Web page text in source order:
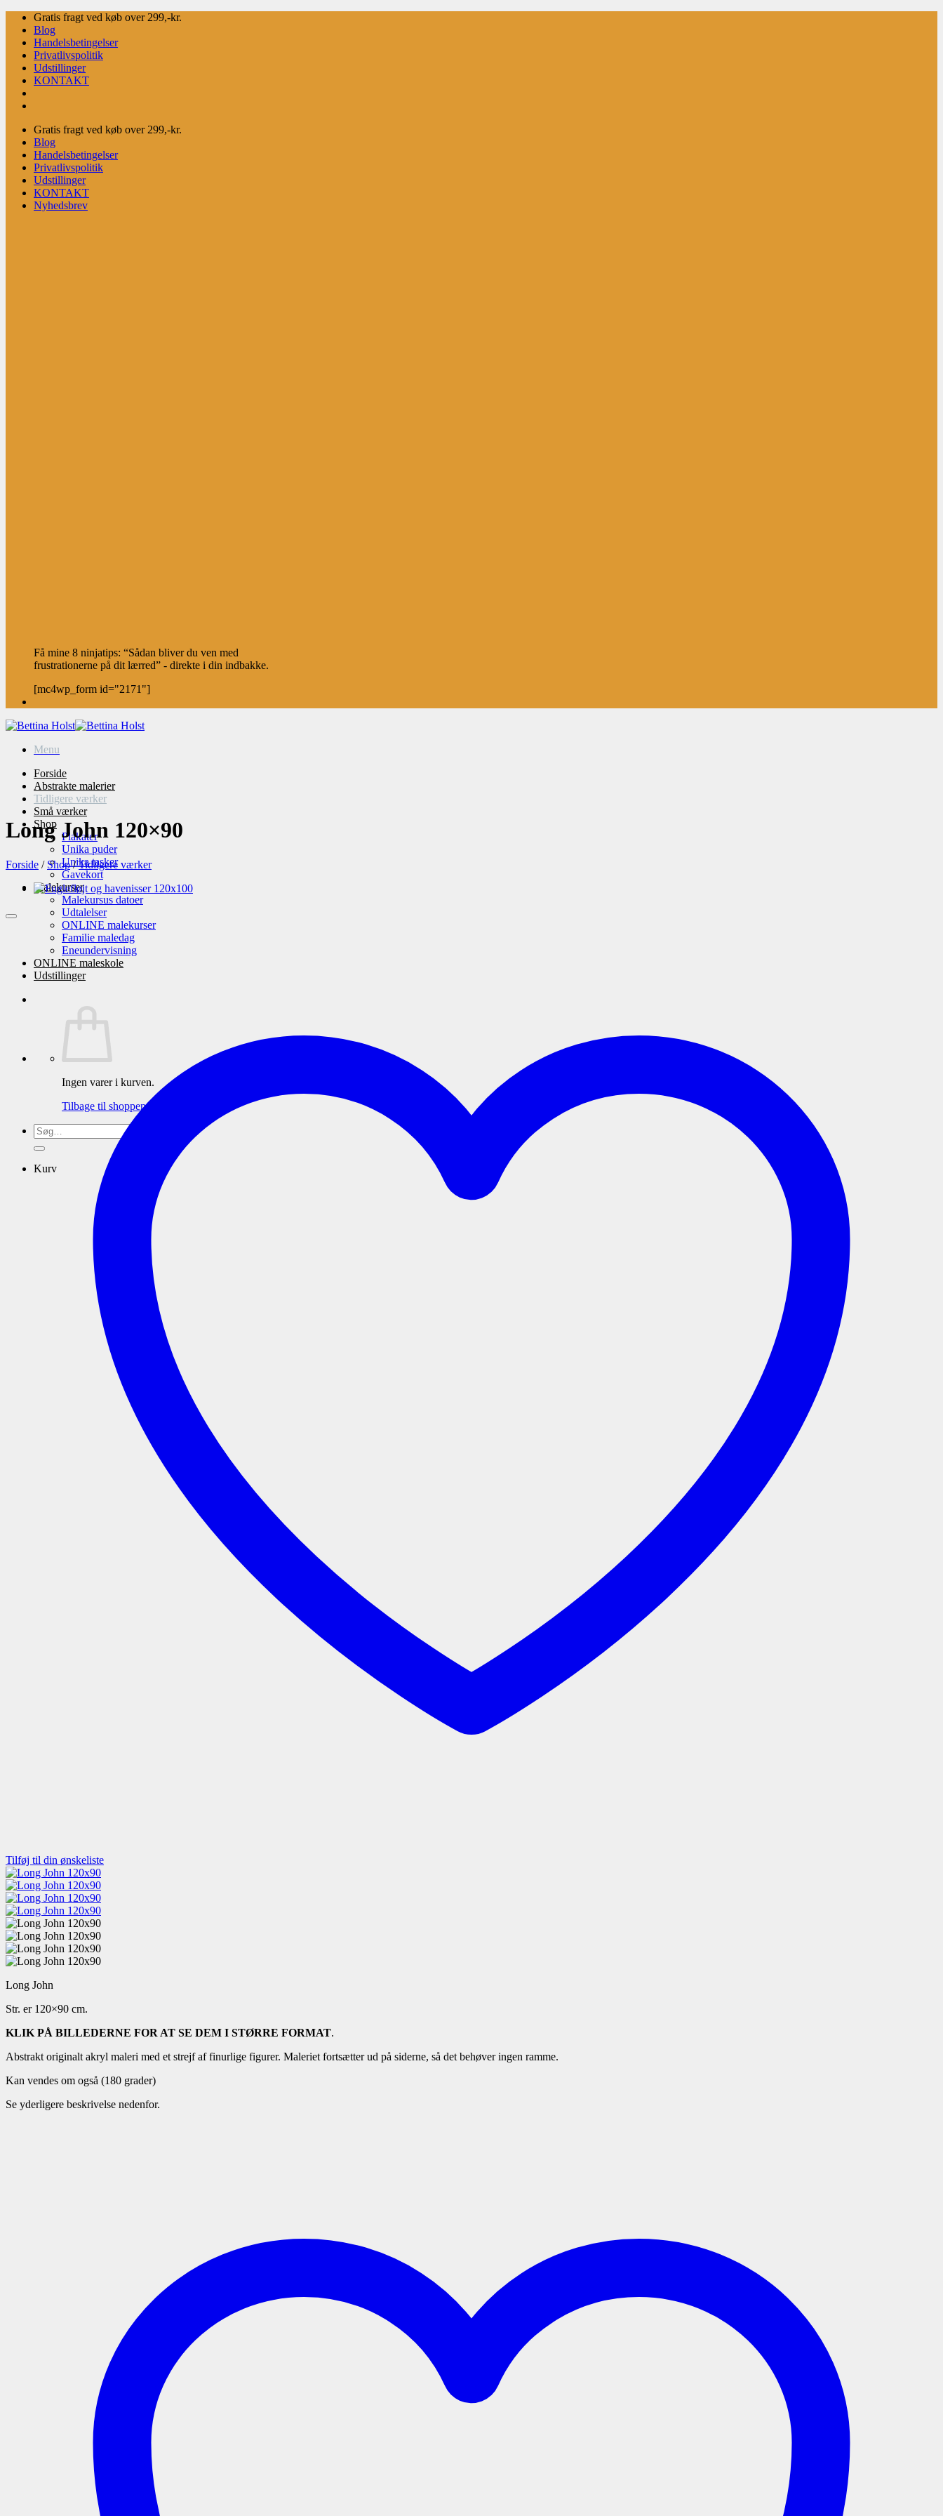
Fortsæt
indhold
Gratis fragt ved køb over 299,-kr.
Blog
Handelsbetingelser
Privatlivspolitik
Udstillinger
KONTAKT
Gratis fragt ved køb over 299,-kr.
Blog
Handelsbetingelser
Privatlivspolitik
Udstillinger
KONTAKT
Nyhedsbrev
Få mine 8 ninjatips: “Sådan bliver du ven med
frustrationerne på dit lærred” - direkte i din indbakke.
[mc4wp_form id="2171"]
Menu
Forside
Abstrakte malerier
Tidligere værker
Små værker
Shop
Plakater
Unika puder
Unika tasker
Gavekort
Malekurser
Malekursus datoer
Udtalelser
ONLINE malekurser
Familie maledag
Eneundervisning
ONLINE maleskole
Udstillinger
Ingen varer i kurven.
Tilbage til shoppen
Søg
efter:
Kurv
Long John 120×90
Forside / Shop / Tidligere værker
Tilføj til din ønskeliste
Long John
Str. er 120×90 cm.
KLIK PÅ BILLEDERNE FOR AT SE DEM I STØRRE FORMAT.
Abstrakt originalt akryl maleri med et strejf af finurlige figurer. Maleriet fortsætter ud på siderne, så det behøver ingen ramme.
Kan vendes om også (180 grader)
Se yderligere beskrivelse nedenfor.